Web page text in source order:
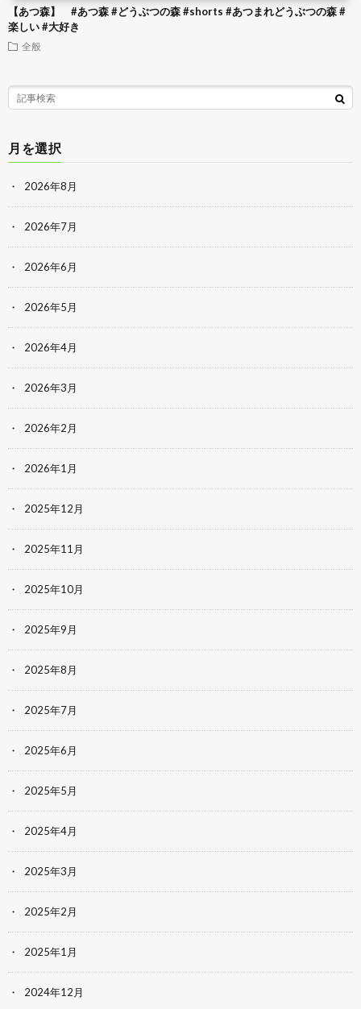
【あつ森】 #あつ森 #どうぶつの森 #shorts #あつまれどうぶつの森 #
楽しい #大好き
全般
月を選択
2026年8月
2026年7月
2026年6月
2026年5月
2026年4月
2026年3月
2026年2月
2026年1月
2025年12月
2025年11月
2025年10月
2025年9月
2025年8月
2025年7月
2025年6月
2025年5月
2025年4月
2025年3月
2025年2月
2025年1月
2024年12月